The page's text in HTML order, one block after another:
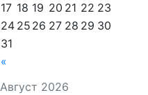
Август 2026
«
17 18 19 20 21 22 23
24 25 26 27 28 29 30
31